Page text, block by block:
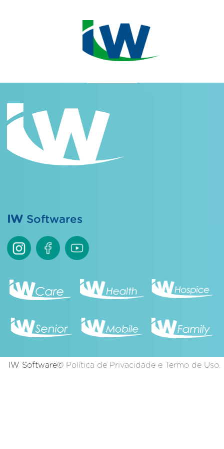
IW Softwares
IW Software© Política de Privacidade e Termo de Uso.